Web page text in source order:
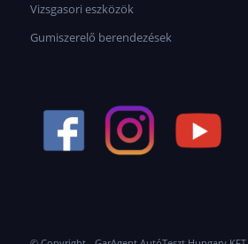
Vizsgasori eszközök
Gumiszerelő berendezések